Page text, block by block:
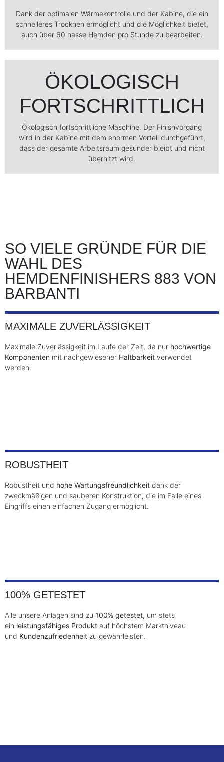
Dank der optimalen Wärmekontrolle und der Kabine, die ein
schnelleres Trocknen ermöglicht und die Möglichkeit bietet,
auch über 60 nasse Hemden pro Stunde zu bearbeiten.
ÖKOLOGISCH
FORTSCHRITTLICH
Ökologisch fortschrittliche Maschine. Der Finishvorgang
wird in der Kabine mit dem enormen Vorteil durchgeführt,
dass der gesamte Arbeitsraum gesünder bleibt und nicht
überhitzt wird.
SO VIELE GRÜNDE FÜR DIE
WAHL DES
HEMDENFINISHERS 883 VON
BARBANTI
MAXIMALE ZUVERLÄSSIGKEIT
Maximale Zuverlässigkeit im Laufe der Zeit, da nur hochwertige
Komponenten mit nachgewiesener Haltbarkeit verwendet
werden.
ROBUSTHEIT
Robustheit und hohe Wartungsfreundlichkeit dank der
zweckmäßigen und sauberen Konstruktion, die im Falle eines
Eingriffs einen einfachen Zugang ermöglicht.
100% GETESTET
Alle unsere Anlagen sind zu 100% getestet, um stets
ein leistungsfähiges Produkt auf höchstem Marktniveau
und Kundenzufriedenheit zu gewährleisten.